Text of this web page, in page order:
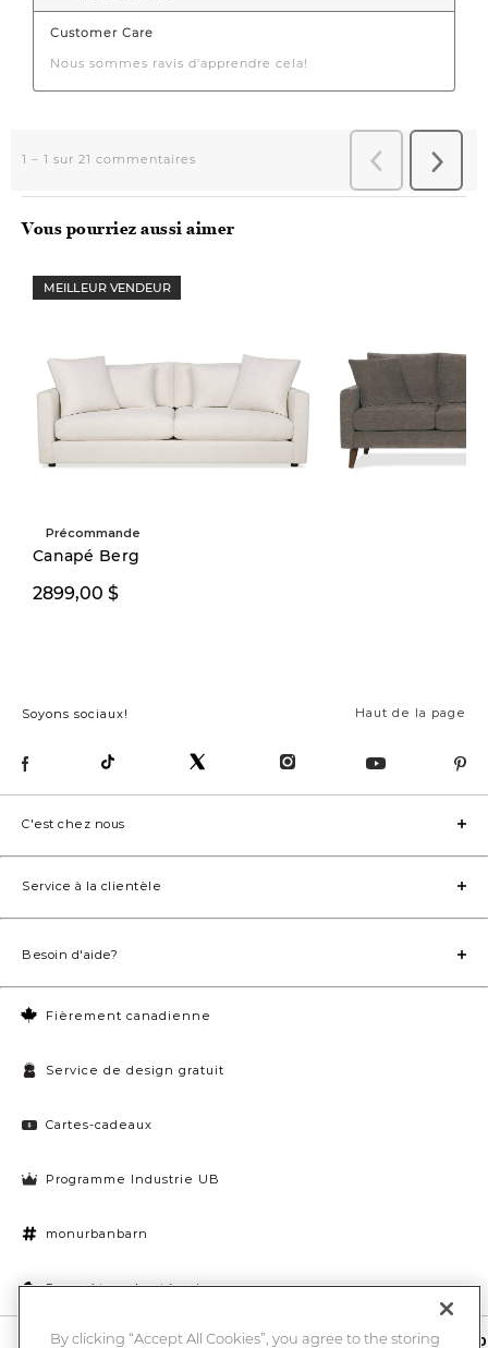
Vous pourriez aussi aimer
MEILLEUR VENDEUR
Précommande
Canapé Berg
2899,00 $
Haut de la page
Soyons sociaux!
Fièrement canadienne
Service de design gratuit
Cartes-cadeaux
Programme Industrie UB
monurbanbarn
Paramètres des témoins
C'est chez nous
Service à la clientèle
Besoin d'aide?
10 % de rabais et la chance de gagner une carte-cadeau UB de 1000
By clicking “Accept All Cookies”, you agree to the storing